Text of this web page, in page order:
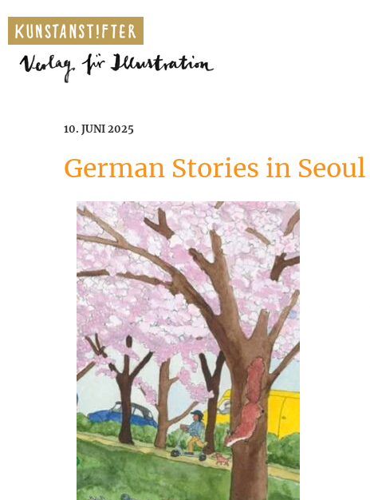
10. JUNI 2025
German Stories in Seoul